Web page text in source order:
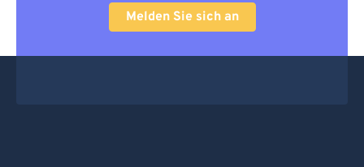
Melden Sie sich an